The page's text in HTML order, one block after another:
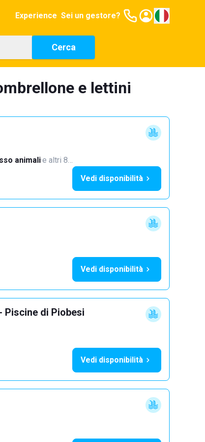
Experience Sei un gestore?
Cerca
e lettini
animali·e altri 8…
Vedi disponibilità
Vedi disponibilità
Piscine di Piobesi
Vedi disponibilità